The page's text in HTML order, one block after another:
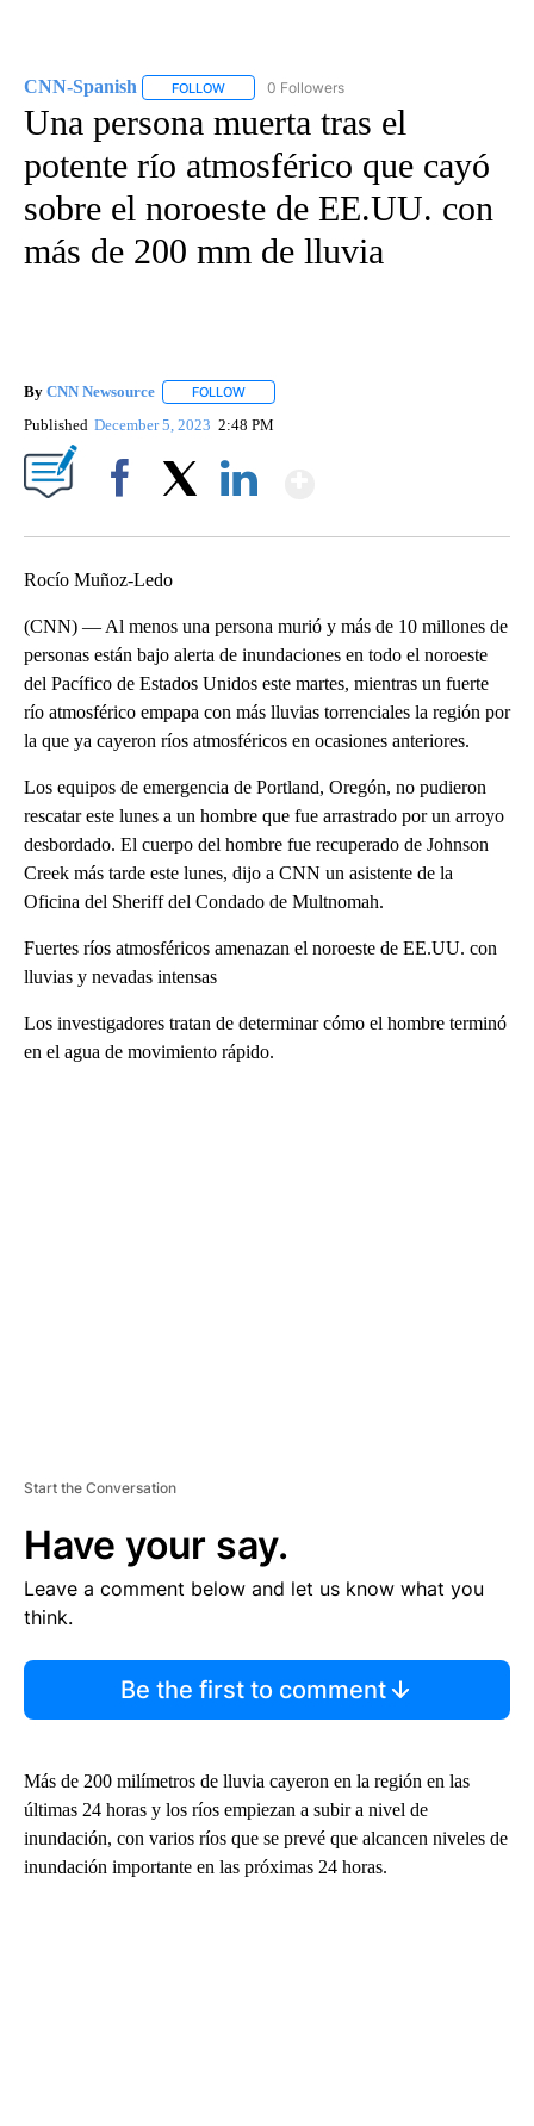
CNN-Spanish FOLLOW FOLLOW "CNN-SPANISH" TO RECEIVE
0 Followers
Una persona muerta tras el
potente río atmosférico que cayó
sobre el noroeste de EE.UU. con
más de 200 mm de lluvia
By CNN Newsource FOLLOW
Published December 5, 2023 2:48 PM
Rocío Muñoz-Ledo
(CNN) — Al menos una persona murió y más de 10 millones de
personas están bajo alerta de inundaciones en todo el noroeste
del Pacífico de Estados Unidos este martes, mientras un fuerte
río atmosférico empapa con más lluvias torrenciales la región por
la que ya cayeron ríos atmosféricos en ocasiones anteriores.
Los equipos de emergencia de Portland, Oregón, no pudieron
rescatar este lunes a un hombre que fue arrastrado por un arroyo
desbordado. El cuerpo del hombre fue recuperado de Johnson
Creek más tarde este lunes, dijo a CNN un asistente de la
Oficina del Sheriff del Condado de Multnomah.
Fuertes ríos atmosféricos amenazan el noroeste de EE.UU. con
lluvias y nevadas intensas
Los investigadores tratan de determinar cómo el hombre terminó
en el agua de movimiento rápido.
Start the Conversation
Have your say.
Leave a comment below and let us know what you
think.
Be the first to comment
Más de 200 milímetros de lluvia cayeron en la región en las
últimas 24 horas y los ríos empiezan a subir a nivel de
inundación, con varios ríos que se prevé que alcancen niveles de
inundación importante en las próximas 24 horas.